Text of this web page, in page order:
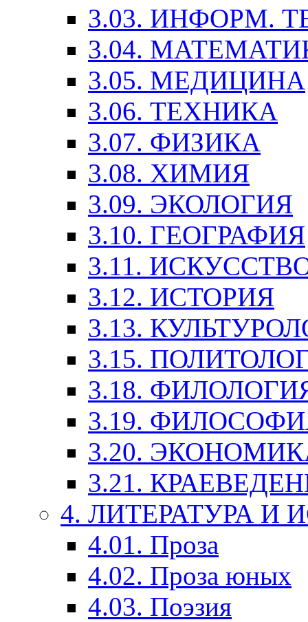
3.03. ИНФОРМ.
3.04.
3.05. МЕДИЦИНА
3.06. ТЕХНИКА
3.07. ФИЗИКА
3.08. ХИМИЯ
3.09. ЭКОЛОГИЯ
3.10. ГЕОГРАФИЯ
3.11.
3.12. ИСТОРИЯ
3.13.
3.15.
3.18.
3.19.
3.20.
3.21.
4. ЛИТЕРАТУРА И
4.01. Проза
4.02. Проза юных
4.03. Поэзия